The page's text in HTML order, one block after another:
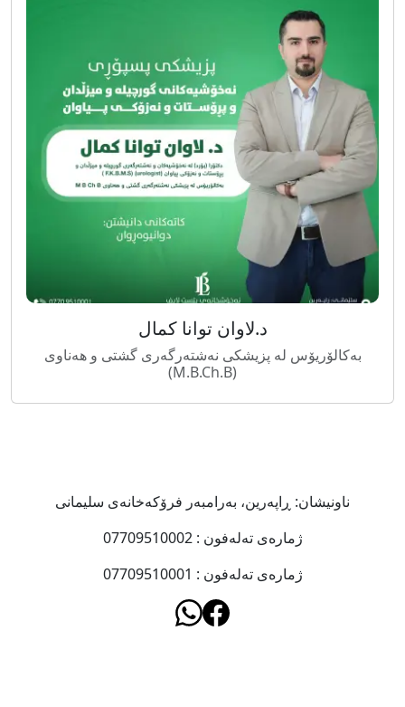
د.لاوان توانا کمال
بەکالۆریۆس لە پزیشکی نەشتەرگەری گشتی و هەناوی
(M.B.Ch.B)
ناونیشان: ڕاپەرین، بەرامبەر فرۆکەخانەى سلیمانى
ژمارەى تەلەفون : 07709510002
ژمارەى تەلەفون : 07709510001